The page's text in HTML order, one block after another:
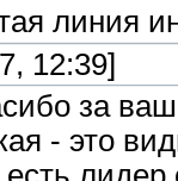
линия
12:39]
за
- это